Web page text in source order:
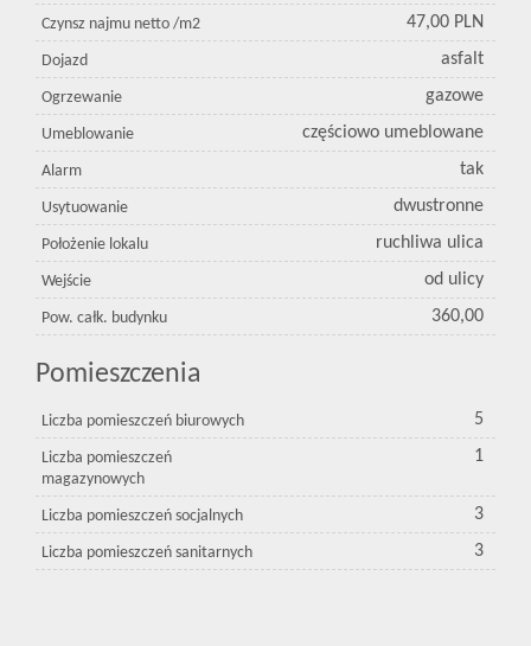
Czynsz najmu netto /m2 47,00 PLN
Dojazd asfalt
Ogrzewanie gazowe
Umeblowanie częściowo umeblowane
Alarm tak
Usytuowanie dwustronne
Położenie lokalu ruchliwa ulica
Wejście od ulicy
Pow. całk. budynku 360,00
Pomieszczenia
Liczba pomieszczeń biurowych 5
Liczba pomieszczeń
magazynowych
1
Liczba pomieszczeń socjalnych 3
Liczba pomieszczeń sanitarnych 3